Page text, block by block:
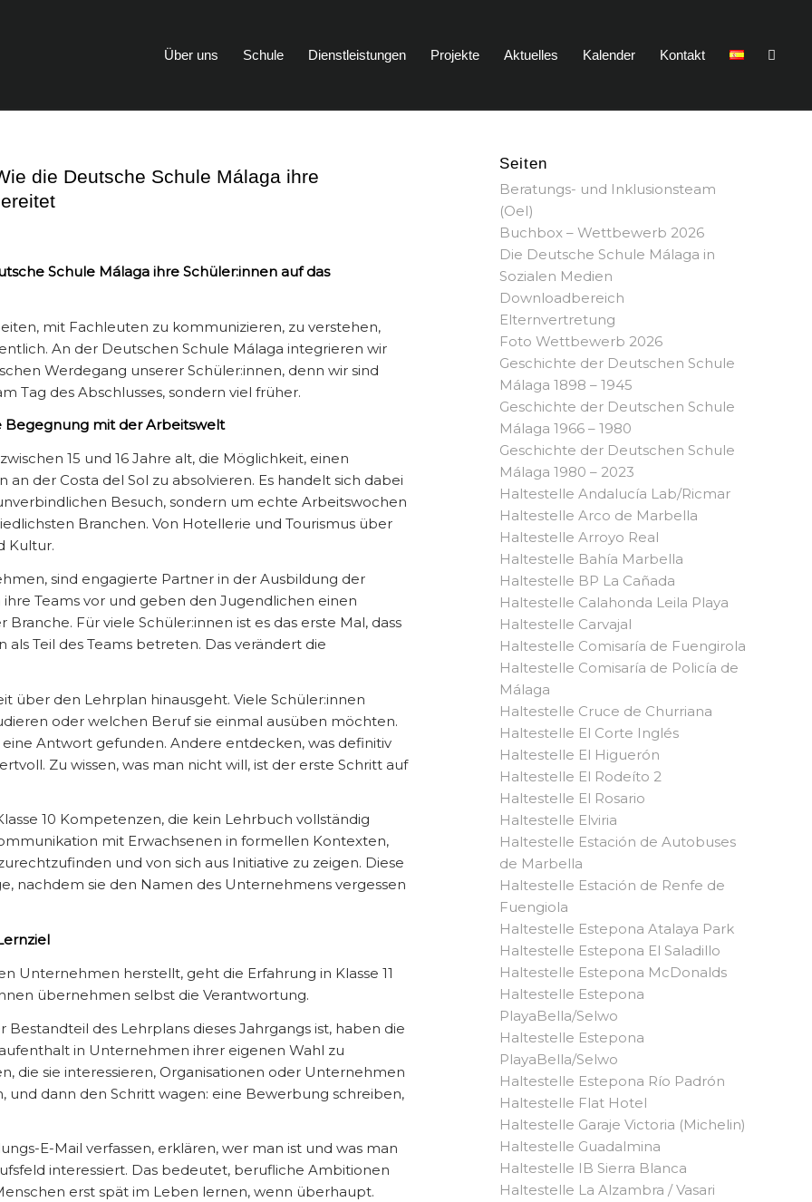
Über uns Schule Dienstleistungen Projekte Aktuelles Kalender Kontakt
die Deutsche Schule Málaga ihre
Schule Málaga ihre Schüler:innen auf das
mit Fachleuten zu kommunizieren, zu verstehen,
An der Deutschen Schule Málaga integrieren wir
Werdegang unserer Schüler:innen, denn wir sind
Tag des Abschlusses, sondern viel früher.
Begegnung mit der Arbeitswelt
15 und 16 Jahre alt, die Möglichkeit, einen
der Costa del Sol zu absolvieren. Es handelt sich dabei
Besuch, sondern um echte Arbeitswochen
Branchen. Von Hotellerie und Tourismus über
Kultur.
sind engagierte Partner in der Ausbildung der
Teams vor und geben den Jugendlichen einen
Für viele Schüler:innen ist es das erste Mal, dass
Teil des Teams betreten. Das verändert die
über den Lehrplan hinausgeht. Viele Schüler:innen
oder welchen Beruf sie einmal ausüben möchten.
Antwort gefunden. Andere entdecken, was definitiv
Zu wissen, was man nicht will, ist der erste Schritt auf
10 Kompetenzen, die kein Lehrbuch vollständig
mit Erwachsenen in formellen Kontexten,
und von sich aus Initiative zu zeigen. Diese
nachdem sie den Namen des Unternehmens vergessen
Unternehmen herstellt, geht die Erfahrung in Klasse 11
übernehmen selbst die Verantwortung.
des Lehrplans dieses Jahrgangs ist, haben die
in Unternehmen ihrer eigenen Wahl zu
die sie interessieren, Organisationen oder Unternehmen
dann den Schritt wagen: eine Bewerbung schreiben,
E-Mail verfassen, erklären, wer man ist und was man
interessiert. Das bedeutet, berufliche Ambitionen
erst spät im Leben lernen, wenn überhaupt.
Seiten
Beratungs- und Inklusionsteam
(OeI)
Buchbox – Wettbewerb 2026
Die Deutsche Schule Málaga in
Sozialen Medien
Downloadbereich
Elternvertretung
Foto Wettbewerb 2026
Geschichte der Deutschen Schule
Málaga 1898 – 1945
Geschichte der Deutschen Schule
Málaga 1966 – 1980
Geschichte der Deutschen Schule
Málaga 1980 – 2023
Haltestelle Andalucía Lab/Ricmar
Haltestelle Arco de Marbella
Haltestelle Arroyo Real
Haltestelle Bahía Marbella
Haltestelle BP La Cañada
Haltestelle Calahonda Leila Playa
Haltestelle Carvajal
Haltestelle Comisaría de Fuengirola
Haltestelle Comisaría de Policía de
Málaga
Haltestelle Cruce de Churriana
Haltestelle El Corte Inglés
Haltestelle El Higuerón
Haltestelle El Rodeíto 2
Haltestelle El Rosario
Haltestelle Elviria
Haltestelle Estación de Autobuses
de Marbella
Haltestelle Estación de Renfe de
Fuengiola
Haltestelle Estepona Atalaya Park
Haltestelle Estepona El Saladillo
Haltestelle Estepona McDonalds
Haltestelle Estepona
PlayaBella/Selwo
Haltestelle Estepona
PlayaBella/Selwo
Haltestelle Estepona Río Padrón
Haltestelle Flat Hotel
Haltestelle Garaje Victoria (Michelin)
Haltestelle Guadalmina
Haltestelle IB Sierra Blanca
Haltestelle La Alzambra / Vasari